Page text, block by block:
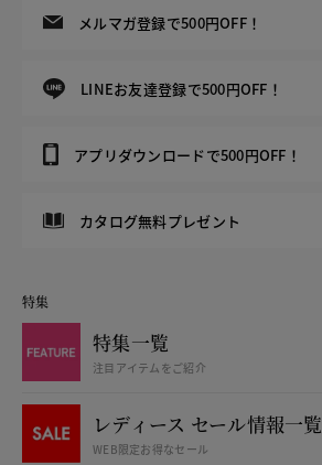
メルマガ登録で500円OFF！
LINEお友達登録で500円OFF！
アプリダウンロードで500円OFF！
カタログ無料プレゼント
特集
特集一覧
注目アイテムをご紹介
レディース セール情報一覧
WEB限定お得なセール